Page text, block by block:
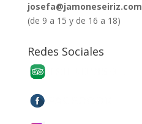
josefa@jamoneseiriz.com
(de 9 a 15 y de 16 a 18)
Redes Sociales